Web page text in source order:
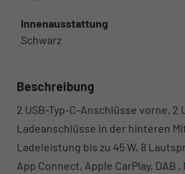
Innenausstattung
Schwarz
Beschreibung
2 USB-Typ-C-Anschlüsse vorne, 2
Ladeanschlüsse in der hinteren
Ladeleistung bis zu 45 W, 8
App Connect, Apple CarPlay, DAB